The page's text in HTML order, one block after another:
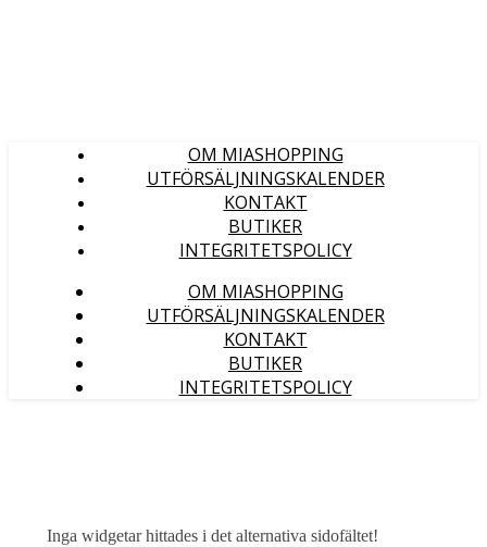
OM MIASHOPPING
UTFÖRSÄLJNINGSKALENDER
KONTAKT
BUTIKER
INTEGRITETSPOLICY
OM MIASHOPPING
UTFÖRSÄLJNINGSKALENDER
KONTAKT
BUTIKER
INTEGRITETSPOLICY
Inga widgetar hittades i det alternativa sidofältet!